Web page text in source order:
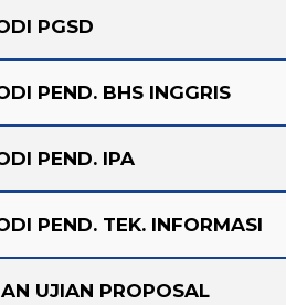
PGSD
PEND. BHS INGGRIS
PEND. IPA
PEND. TEK. INFORMASI
UJIAN PROPOSAL